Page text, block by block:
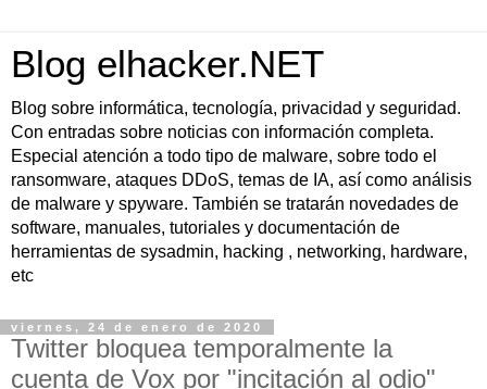
Blog elhacker.NET
Blog sobre informática, tecnología, privacidad y seguridad.
Con entradas sobre noticias con información completa.
Especial atención a todo tipo de malware, sobre todo el
ransomware, ataques DDoS, temas de IA, así como análisis
de malware y spyware. También se tratarán novedades de
software, manuales, tutoriales y documentación de
herramientas de sysadmin, hacking , networking, hardware,
etc
viernes, 24 de enero de 2020
Twitter bloquea temporalmente la
cuenta de Vox por "incitación al odio"